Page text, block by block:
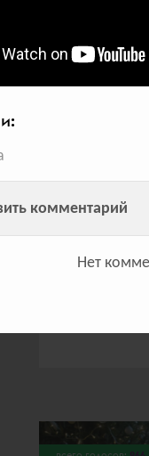
комментарий
Нет
всего голосов:277
Кошмары